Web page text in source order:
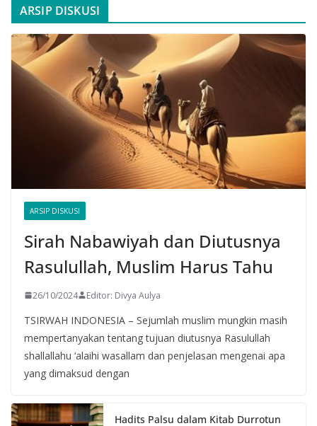
ARSIP DISKUSI
ARSIP DISKUSI
Sirah Nabawiyah dan Diutusnya
Rasulullah, Muslim Harus Tahu
26/10/2024 Editor: Divya Aulya
TSIRWAH INDONESIA – Sejumlah muslim mungkin masih
mempertanyakan tentang tujuan diutusnya Rasulullah
shallallahu ‘alaihi wasallam dan penjelasan mengenai apa
yang dimaksud dengan
Hadits Palsu dalam Kitab Durrotun